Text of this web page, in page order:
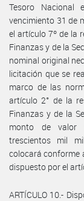
Tesoro Nacional
vencimiento 31 de
el artículo 7º de la
Finanzas y de la
nominal original
licitación que se
marco de las
artículo 2° de la
Finanzas y de la
monto de valor
trescientos mil
colocará conforme
dispuesto por el
ARTÍCULO 10.-